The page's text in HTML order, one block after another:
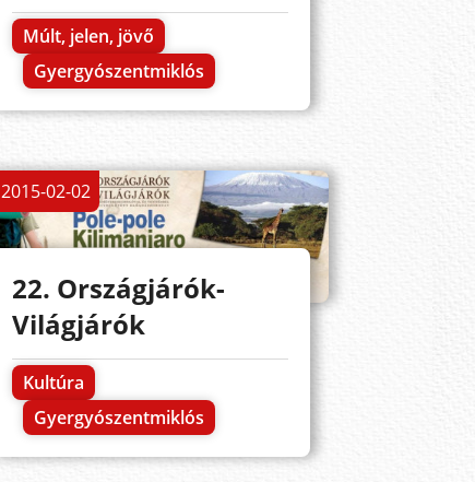
Múlt, jelen, jövő
Gyergyószentmiklós
2015-02-02
22. Országjárók-
Világjárók
Kultúra
Gyergyószentmiklós